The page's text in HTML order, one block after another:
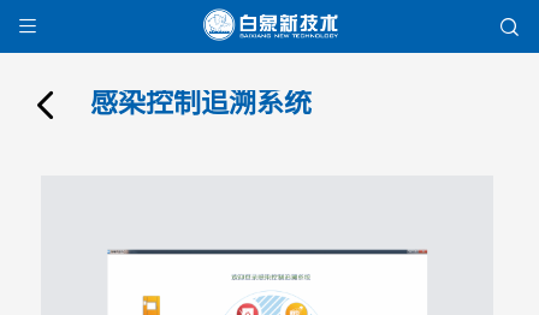
 
 感染控制追溯系统